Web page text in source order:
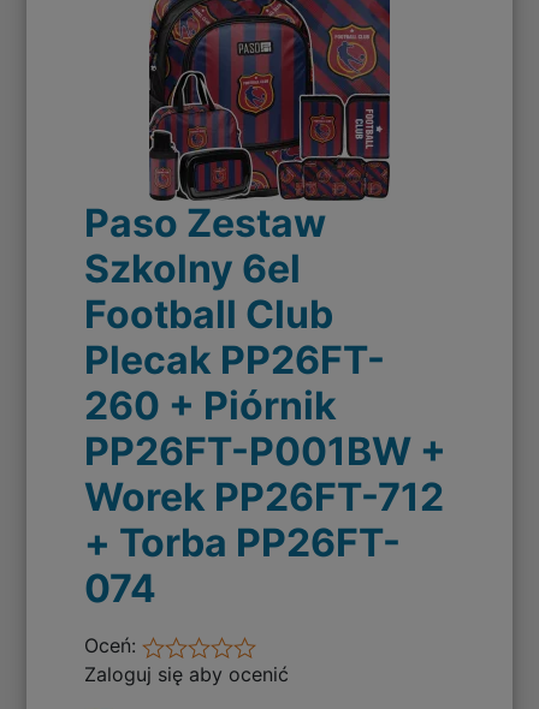
Paso Zestaw
Szkolny 6el
Football Club
Plecak PP26FT-
260 + Piórnik
PP26FT-P001BW +
Worek PP26FT-712
+ Torba PP26FT-
074
Oceń:
Zaloguj się aby ocenić